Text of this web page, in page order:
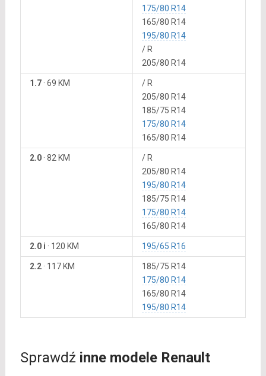
175/80 R14
165/80 R14
195/80 R14
/ R
205/80 R14
1.7· 69 KM
/ R
205/80 R14
185/75 R14
175/80 R14
165/80 R14
2.0· 82 KM
/ R
205/80 R14
195/80 R14
185/75 R14
175/80 R14
165/80 R14
2.0 i · 120 KM 195/65 R16
2.2· 117 KM
185/75 R14
175/80 R14
165/80 R14
195/80 R14
Sprawdź inne modele Renault